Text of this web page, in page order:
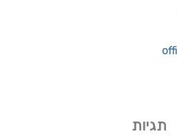
תגיות